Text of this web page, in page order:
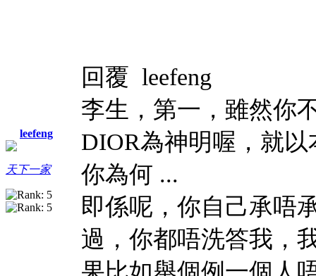
leefeng
天下一家
回覆 leefeng
李生，第一，雖然你
DIOR為神明喔，就以
你為何 ...
即係呢，你自己承唔
過，你都唔洗答我，